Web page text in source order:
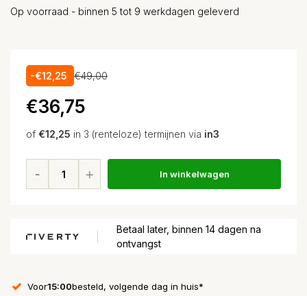
Op voorraad - binnen 5 tot 9 werkdagen geleverd
-€12,25 €49,00
€36,75
of €12,25 in 3 (renteloze) termijnen via in3
In winkelwagen
Betaal later, binnen 14 dagen na
ontvangst
Voor15:00besteld, volgende dag in huis*